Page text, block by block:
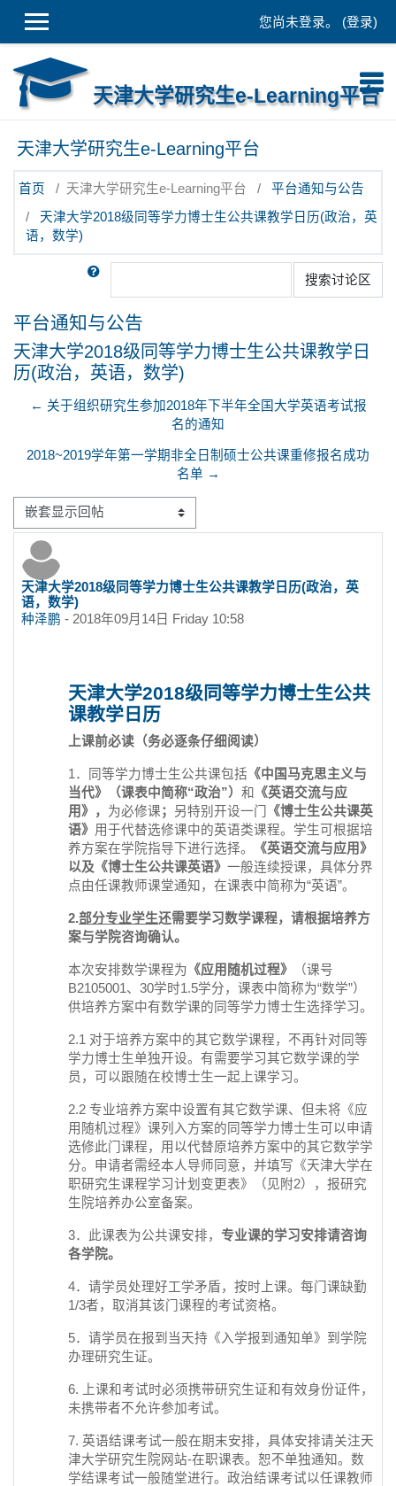
您尚未登录。 (登录)
天津大学研究生e-Learning平台
天津大学研究生e-Learning平台
首页 天津大学研究生e-Learning平台
平台通知与公告
天津大学2018级同等学力博士生公共课教学日历(政治，英
语，数学)
搜索
搜索讨论区
平台通知与公告
天津大学2018级同等学力博士生公共课教学日
历(政治，英语，数学)
← 关于组织研究生参加2018年下半年全国大学英语考试报
名的通知
2018~2019学年第一学期非全日制硕士公共课重修报名成功
名单 →
显示模式
天津大学2018级同等学力博士生公共课教学日历(政治，英
语，数学)
种泽鹏 - 2018年09月14日 Friday 10:58
回帖数：0
天津大学2018级同等学力博士生公共
课教学日历
上课前必读（务必逐条仔细阅读）
1．同等学力博士生公共课包括 《中国马克思主义与
当代》（课表中简称“政治”） 和
《英语交流与应
用》， 为必修课； 另特别开设一门
《博士生公共课英
语》 用于代替选修课中的英语类课程。学生可根据培
养方案在学院指导下进行选择。
《英语交流与应用》
以及《博士生公共课英语》 一般连续授课，具体分界
点由任课教师课堂通知，在课表中简称为“英语”。
2.部分专业学生还需要学习数学课程，请根据培养方
案与学院咨询确认。
本次安排数学课程为 《应用随机过程》
（课号
B2105001、30学时1.5学分，课表中简称为“数学”）
供培养方案中有数学课的同等学力博士生选择学习。
2.1 对于培养方案中的其它数学课程，不再针对同等
学力博士生单独开设。有需要学习其它数学课的学
员，可以跟随在校博士生一起上课学习。
2.2 专业培养方案中设置有其它数学课、但未将《应
用随机过程》课列入方案的同等学力博士生可以申请
选修此门课程，用以代替原培养方案中的其它数学学
分。申请者需经本人导师同意，并填写《天津大学在
职研究生课程学习计划变更表》（见附2），报研究
生院培养办公室备案。
3．此课表为公共课安排， 专业课的学习安排请咨询
各学院。
4．请学员处理好工学矛盾，按时上课。每门课缺勤
1/3者，取消其该门课程的考试资格。
5．请学员在报到当天持《入学报到通知单》到学院
办理研究生证。
6. 上课和考试时必须携带研究生证和有效身份证件，
未携带者不允许参加考试。
7. 英语结课考试一般在期末安排，具体安排请关注天
津大学研究生院网站-在职课表。恕不单独通知。数
学结课考试一般随堂进行。政治结课考试以任课教师